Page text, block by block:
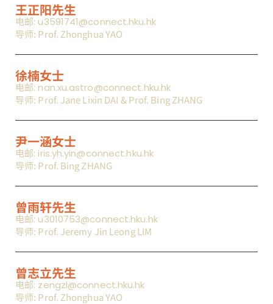
王正阳先生
电邮: u3591741@connect.hku.hk
导师: Prof. Zhonghua YAO
徐楠女士
电邮: nan.xu.astro@connect.hku.hk
导师: Prof. Jane Lixin DAI & Prof. Bing ZHANG
尹一涵女士
电邮: iris.yh.yin@connect.hku.hk
导师: Prof. Bing ZHANG
曾雨轩先生
电邮: u3010753@connect.hku.hk
导师: Prof. Jeremy Jin Leong LIM
曾志立先生
电邮: zengzl@connect.hku.hk
导师: Prof. Zhonghua YAO